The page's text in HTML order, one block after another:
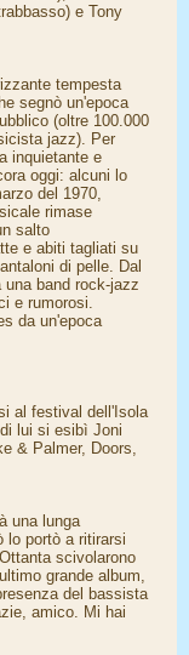
e Tony
tempesta
segnò un'epoca
(oltre 100.000
jazz). Per
inquietante e
oggi: alcuni lo
del 1970,
rimase
salto
e abiti tagliati su
di pelle. Dal
band rock-jazz
e rumorosi.
da un'epoca
al festival dell'Isola
lui si esibì Joni
& Palmer, Doors,
una lunga
lo portò a ritirarsi
scivolarono
grande album,
del bassista
amico. Mi hai